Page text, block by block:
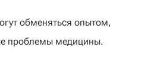
обменяться опытом,
проблемы медицины.